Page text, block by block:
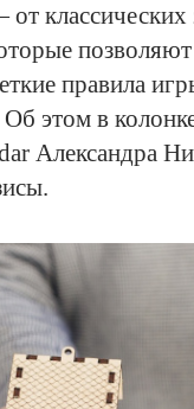
классических
правила
Об этом в
Александра